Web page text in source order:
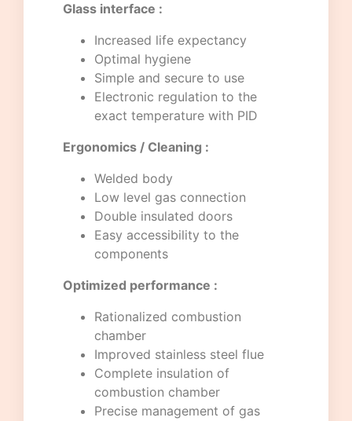
Glass interface :
Increased life expectancy
Optimal hygiene
Simple and secure to use
Electronic regulation to the
exact temperature with PID
Ergonomics / Cleaning :
Welded body
Low level gas connection
Double insulated doors
Easy accessibility to the
components
Optimized performance :
Rationalized combustion
chamber
Improved stainless steel flue
Complete insulation of
combustion chamber
Precise management of gas